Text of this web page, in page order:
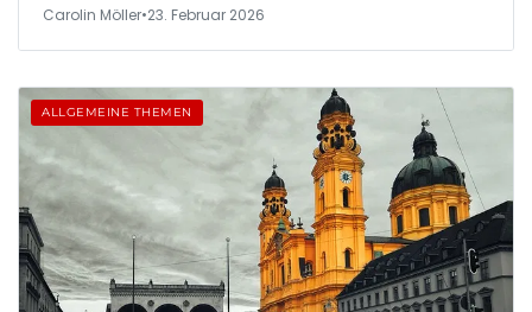
Carolin Möller•23. Februar 2026
ALLGEMEINE THEMEN